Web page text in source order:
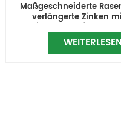
Maßgeschneiderte
verlängerte Zinken
WEITERLESEN